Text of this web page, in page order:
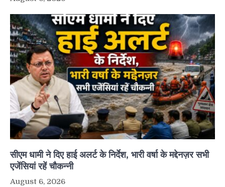
सीएम धामी ने दिए हाई अलर्ट के निर्देश, भारी वर्षा के मद्देनज़र सभी
एजेंसियां रहें चौकन्नी
August 6, 2026